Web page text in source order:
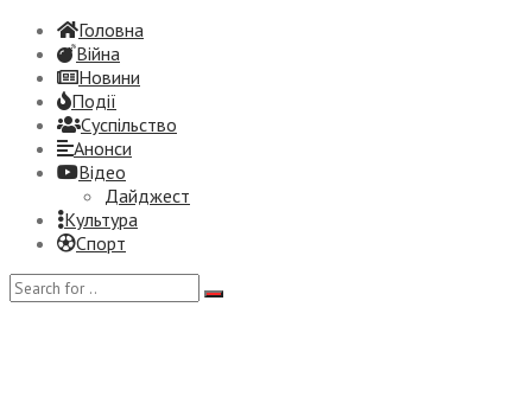
Головна
Війна
Новини
Події
Суспiльство
Анонси
Відео
Дайджест
Культура
Спорт